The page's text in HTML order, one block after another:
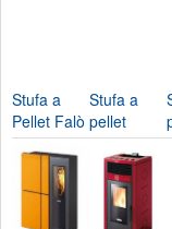
Stufa a
Pellet Falò
1cp-2cp-
Nordica...
Stufa a
pellet
Duchessa
Idro-
Nordica...